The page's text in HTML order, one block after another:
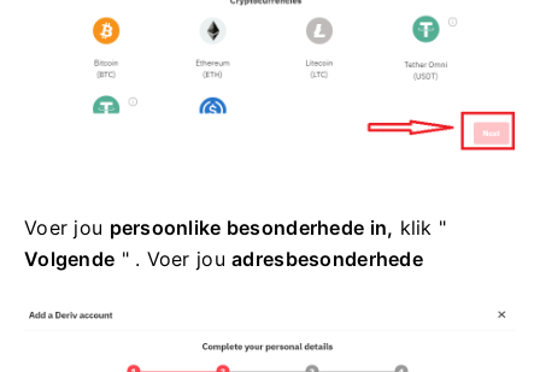
Voer jou persoonlike besonderhede in, klik "
Volgende " . Voer jouadresbesonderhede